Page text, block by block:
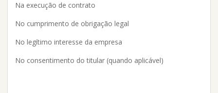
Na execução de contrato
No cumprimento de obrigação legal
No legítimo interesse da empresa
No consentimento do titular (quando aplicável)